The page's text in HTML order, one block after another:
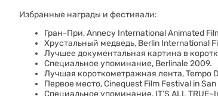
Избранные награды и фестивали:
Гран-При, Annecy International Animated
Хрустальный медведь, Berlin International
Лучшее документальная картина в
Специальное упоминание, Berlinale 2009.
Лучшая короткометражная лента, Tempo
Первое место, Cinequest Film Festival in
Специальное упоминание, IT’S ALL